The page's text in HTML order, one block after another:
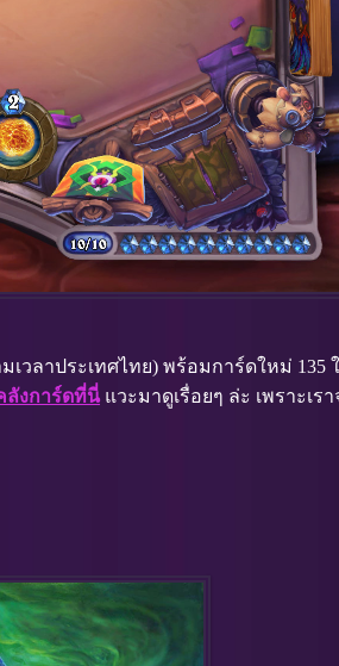
วลาประเทศไทย) พร้อมการ์ดใหม่ 135
ลังการ์ดที่นี่แวะมาดูเรื่อยๆ ล่ะ เพราะเร